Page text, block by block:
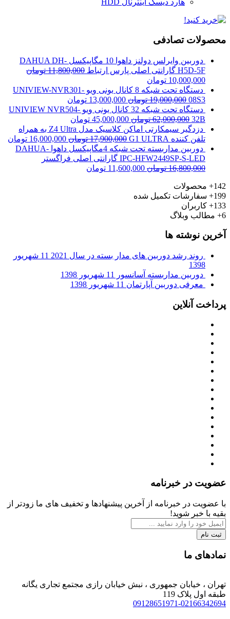
هارد دیسک اینترنال HDD
محصولات تصادفی
دوربین وایرلس دولنز داهوا 10 مگاپیکسل DAHUA DH-
H5D-5F گارانتی اصلی پارس ارتباط
11,800,000 تومان
10,000,000 تومان
دستگاه تحت شبکه 8 کانال یونی ویو UNIVIEW-NVR301-
08S3
19,000,000 تومان 13,000,000 تومان
دستگاه تحت شبکه 32 کانال یونی ویو UNIVIEW NVR504-
32B
62,000,000 تومان 45,000,000 تومان
دزدگیر سیمکارتی اماکن کلاسیک مدل Z4 Ultra به همراه
تلفن کننده G1 ULTRA
17,900,000 تومان 16,000,000 تومان
دوربین مداربسته تحت شبکه 4مگاپیکسل داهوا DAHUA-
IPC-HFW2449SP-S-LED گارانتی اصلی فراگستر
16,800,000 تومان 11,600,000 تومان
142+
محصولات
199+
سفارشات تکمیل شده
133+
کاربران
6+
مطالب وبلاگ
آخرین نوشته ها
روند رشد دوربین های مدار بسته در سال 2021
11 شهریور
1398
دوربین مداربسته آسانسور
11 شهریور 1398
معرفی دوربین آپارتمان 11 شهریور 1398
پرداخت آنلاین
عضویت در خبرنامه
با عضویت در خبرنامه از آخرین پیشنهادها و تخفیف های ما زودتر از
بقیه با خبر شوید!
ثبت نام
نمادهای ما
تهران ، خیابان جمهوری ، نبش خیابان رازی مجتمع تجاری یگانه
طبقه اول پلاک 119
09128651971-02166342694